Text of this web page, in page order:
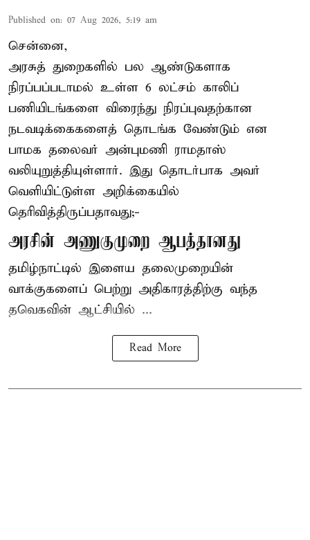
Published on: 07 Aug 2026, 5:19 am
சென்னை,
அரசுத் துறைகளில் பல ஆண்டுகளாக
நிரப்பப்படாமல் உள்ள 6 லட்சம் காலிப்
பணியிடங்களை விரைந்து நிரப்புவதற்கான
நடவடிக்கைகளைத் தொடங்க வேண்டும் என
பாமக தலைவர் அன்புமணி ராமதாஸ்
வலியுறுத்தியுள்ளார். இது தொடர்பாக அவர்
வெளியிட்டுள்ள அறிக்கையில்
தெரிவித்திருப்பதாவது;-
அரசின் அணுகுமுறை ஆபத்தானது
தமிழ்நாட்டில் இளைய தலைமுறையின்
வாக்குகளைப் பெற்று அதிகாரத்திற்கு வந்த
தவெகவின் ஆட்சியில் ...
Read More